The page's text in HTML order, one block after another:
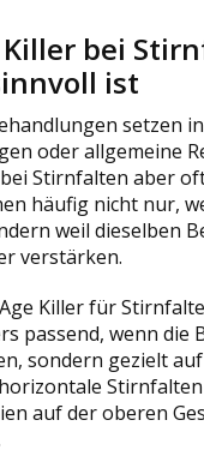
bei
ist
setzen
oder allgemeine
Stirnfalten aber
häufig nicht nur,
weil dieselben
verstärken.
Killer für
passend, wenn die
sondern gezielt auf
auf der oberen